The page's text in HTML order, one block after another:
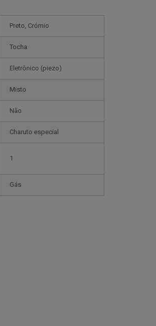
Preto, Crómio
Tocha
eletrônico (piezo)
misto
não
charuto especial
1
gás